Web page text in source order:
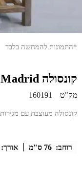
*התמונות להמחשה בלבד
קונסולה Madrid
מק"ט 160191
קונסולה מעוצבת עם מגירות
רוחב: 76 ס"מ אורך: